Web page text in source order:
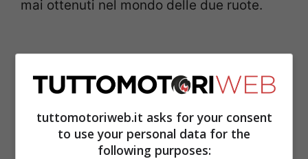
mai ottenuti nel mondo delle due ruote.
tuttomotoriweb.it asks for your consent
to use your personal data for the
following purposes: